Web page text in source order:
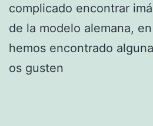
complicado encontrar
de la modelo alemana,
hemos encontrado
os gusten